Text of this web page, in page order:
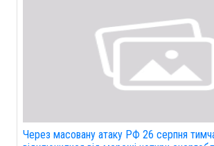
Через масовану атаку РФ 26 серпня